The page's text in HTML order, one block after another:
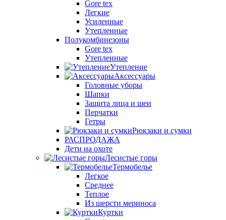
Gore tex
Легкие
Усиленные
Утепленные
Полукомбинезоны
Gore tex
Утепленные
Утепление
Аксессуары
Головные уборы
Шапки
Защита лица и шеи
Перчатки
Гетры
Рюкзаки и сумки
РАСПРОДАЖА
Дети на охоте
Лесистые горы
Термобелье
Легкое
Среднее
Теплое
Из шерсти мериноса
Куртки